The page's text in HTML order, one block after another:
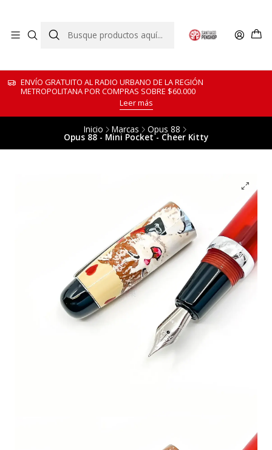
ENVÍO GRATUITO AL RADIO URBANO DE LA REGIÓN
METROPOLITANA POR COMPRAS SOBRE $60.000
Leer más
Inicio Marcas Opus 88
Opus 88 - Mini Pocket - Cheer Kitty